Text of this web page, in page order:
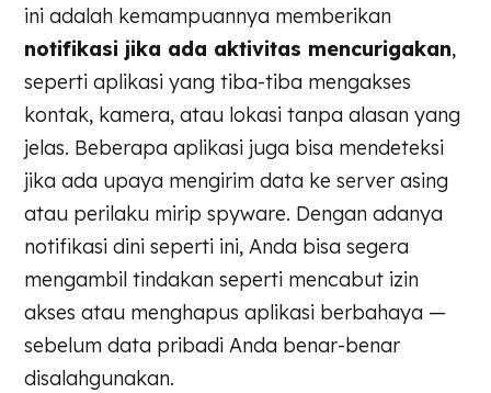
ini adalah kemampuannya memberikan
notifikasi jika ada aktivitas mencurigakan,
seperti aplikasi yang tiba-tiba mengakses
kontak, kamera, atau lokasi tanpa alasan yang
jelas. Beberapa aplikasi juga bisa mendeteksi
jika ada upaya mengirim data ke server asing
atau perilaku mirip spyware. Dengan adanya
notifikasi dini seperti ini, Anda bisa segera
mengambil tindakan seperti mencabut izin
akses atau menghapus aplikasi berbahaya —
sebelum data pribadi Anda benar-benar
disalahgunakan.